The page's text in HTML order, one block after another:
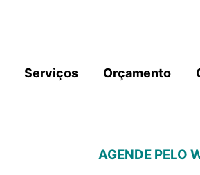
Serviços Orçamento
AGENDE PELO